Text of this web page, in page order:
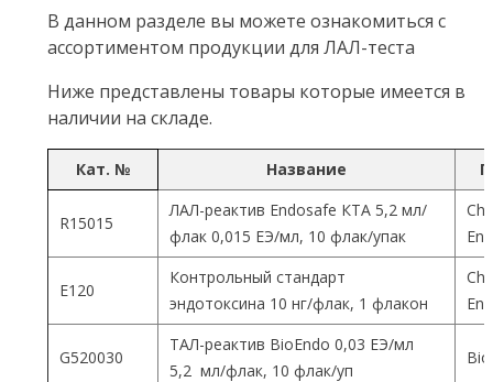
В данном разделе вы можете ознакомиться с
ассортиментом продукции для ЛАЛ-теста
Ниже представлены товары которые имеется в
наличии на складе.
Кат. № Название
R15015
ЛАЛ-реактив Endosafe КТА 5,2 мл/
флак 0,015 ЕЭ/мл, 10 флак/упак
Е120
Контрольный стандарт
эндотоксина 10 нг/флак, 1 флакон
G520030
ТАЛ-реактив BioEndo 0,03 ЕЭ/мл
5,2 мл/флак, 10 флак/уп